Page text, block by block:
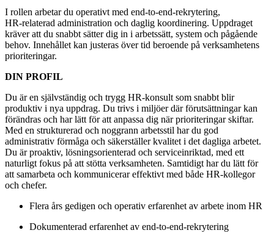
I rollen arbetar du operativt med end‑to‑end‑rekrytering,
HR‑relaterad administration och daglig koordinering. Uppdraget
kräver att du snabbt sätter dig in i arbetssätt, system och pågående
behov. Innehållet kan justeras över tid beroende på verksamhetens
prioriteringar.
DIN PROFIL
Du är en självständig och trygg HR‑konsult som snabbt blir
produktiv i nya uppdrag. Du trivs i miljöer där förutsättningar kan
förändras och har lätt för att anpassa dig när prioriteringar skiftar.
Med en strukturerad och noggrann arbetsstil har du god
administrativ förmåga och säkerställer kvalitet i det dagliga arbetet.
Du är proaktiv, lösningsorienterad och serviceinriktad, med ett
naturligt fokus på att stötta verksamheten. Samtidigt har du lätt för
att samarbeta och kommunicerar effektivt med både HR‑kollegor
och chefer.
Flera års gedigen och operativ erfarenhet av arbete inom HR
Dokumenterad erfarenhet av end‑to‑end‑rekrytering